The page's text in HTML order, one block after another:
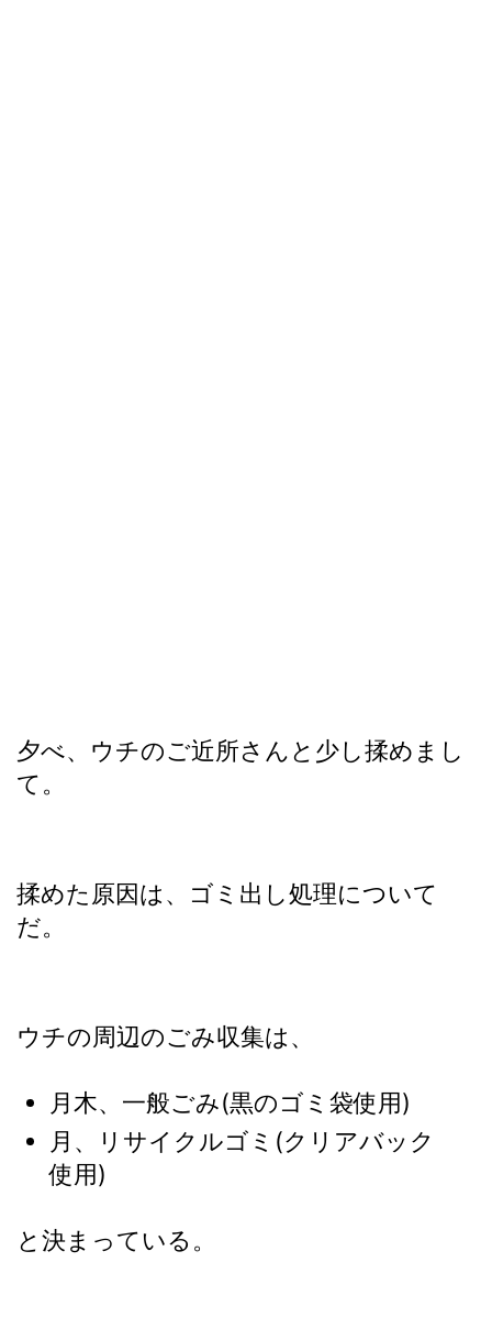
夕べ、ウチのご近所さんと少し揉めまし
て。
揉めた原因は、ゴミ出し処理について
だ。
ウチの周辺のごみ収集は、
月木、一般ごみ(黒のゴミ袋使用)
月、リサイクルゴミ(クリアバック
使用)
と決まっている。